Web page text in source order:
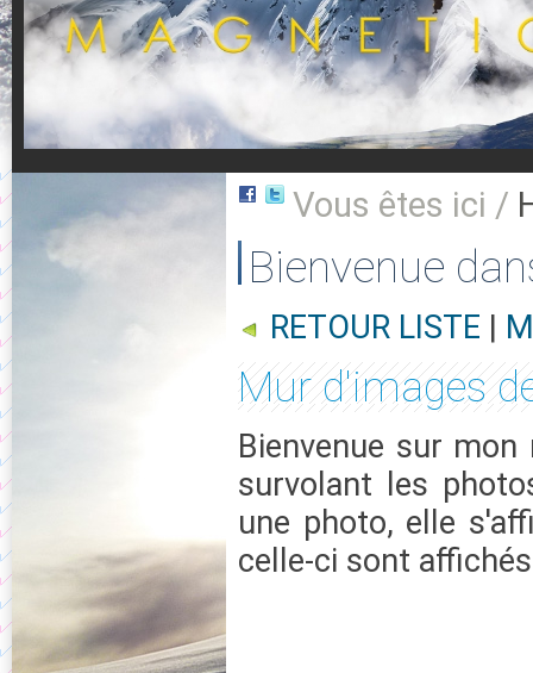
Aujourd'hui : T° Min : °C T° Max :°C
Suivez en direct l'actualité des stations
Vous êtes ici /
Bienvenue
RETOUR LISTE |
Mur d'images
Bienvenue sur
survolant les
une photo, elle
celle-ci sont